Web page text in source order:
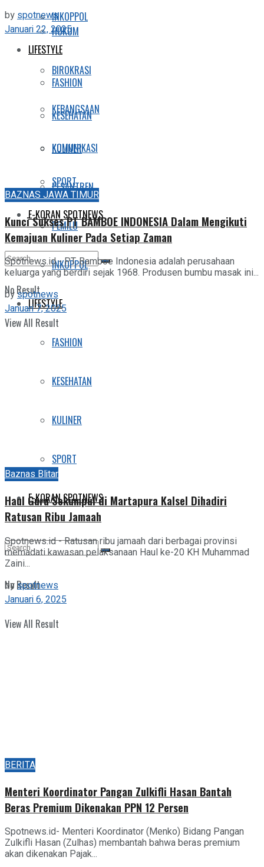
INKOPPOL
LIFESTYLE
FASHION
KESEHATAN
KULINER
SPORT
E-KORAN SPOTNEWS
No Result
View All Result
HUKUM
BIROKRASI
KEBANGSAAN
KOMUNIKASI
PESANTREN
PEMILU
INKOPPOL
LIFESTYLE
FASHION
KESEHATAN
KULINER
SPORT
E-KORAN SPOTNEWS
No Result
View All Result
byspotnews
Januari 22, 2025
BAZNAS JAWA TIMUR
Kunci Sukses PT BAMBOE INDONESIA Dalam Mengikuti
Kemajuan Kuliner Pada Setiap Zaman
Spotnews.id - PT. Bamboe Indonesia adalah perusahaan
keluarga yang berdiri sejak 1968. Produsen bumbu masak ini...
byspotnews
Januari 7, 2025
Baznas Blitar
Haul Guru Sekumpul di Martapura Kalsel Dihadiri
Ratusan Ribu Jamaah
Spotnews.id - Ratusan ribu jamaah dari berbagai provinsi
memadati kawasan pelaksanaan Haul ke-20 KH Muhammad
Zaini...
byspotnews
Januari 6, 2025
BERITA
Menteri Koordinator Pangan Zulkifli Hasan Bantah
Beras Premium Dikenakan PPN 12 Persen
Spotnews.id- Menteri Koordinator (Menko) Bidang Pangan
Zulkifli Hasan (Zulhas) membantah bahwa beras premium
akan dikenakan Pajak...